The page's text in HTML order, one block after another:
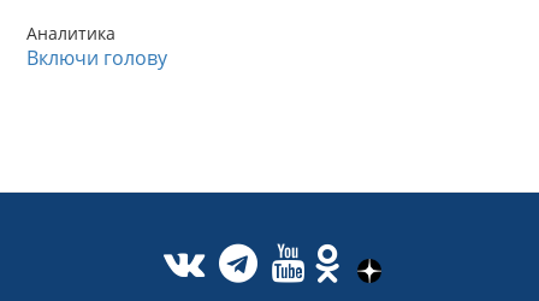
Аналитика
Включи голову